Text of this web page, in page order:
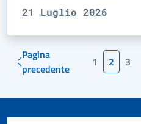
21 Luglio 2026
Pagina
precedente
1 2 3